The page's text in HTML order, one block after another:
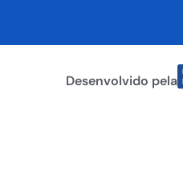
Desenvolvido pela